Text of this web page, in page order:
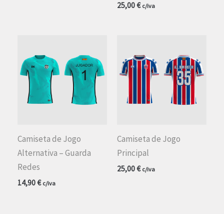
25,00€ c/iva
Camiseta de Jogo
Alternativa – Guarda
Redes
14,90€ c/iva
Camiseta de Jogo
Principal
25,00€ c/iva